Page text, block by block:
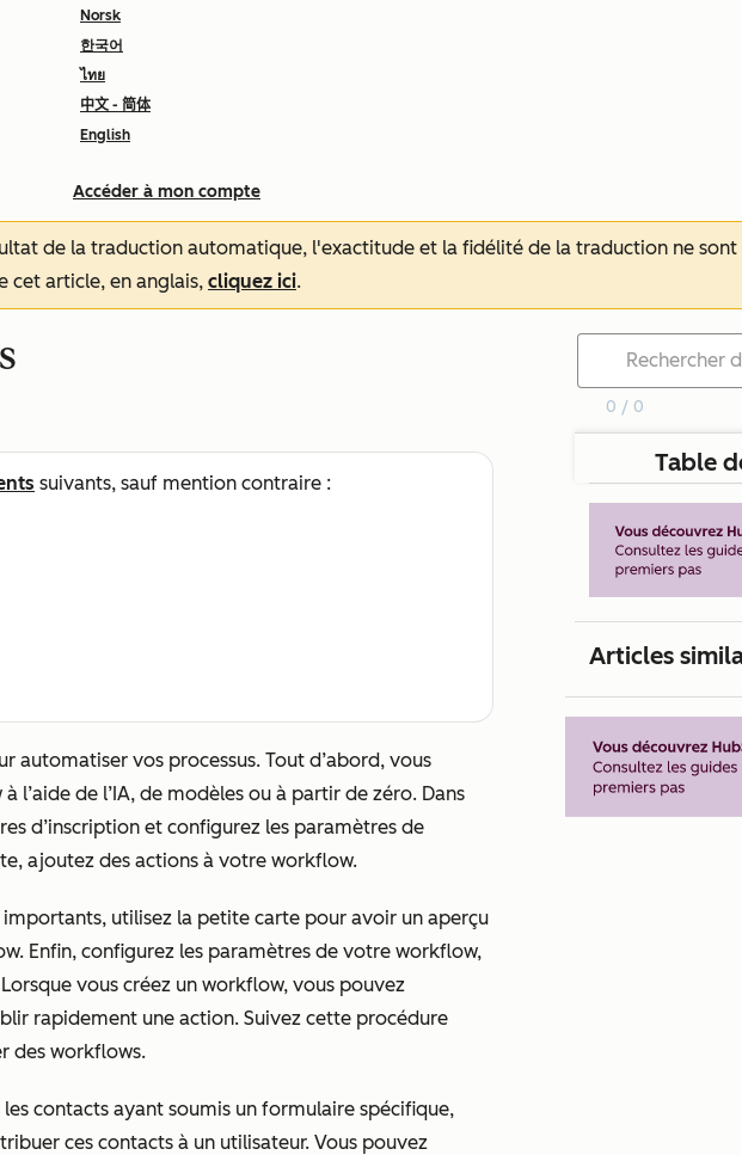
Norsk
한국어
ไทย
中文 - 简体
English
Accéder à mon compte
de la traduction automatique, l'exactitude et la fidélité de la traduction ne sont
cet article, en anglais, cliquez ici.
suivants, sauf mention contraire :
automatiser vos processus. Tout d’abord, vous
l’aide de l’IA, de modèles ou à partir de zéro. Dans
d’inscription et configurez les paramètres de
ajoutez des actions à votre workflow.
utilisez la petite carte pour avoir un aperçu
Enfin, configurez les paramètres de votre workflow,
vous créez un workflow, vous pouvez
rapidement une action. Suivez cette procédure
des workflows.
contacts ayant soumis un formulaire spécifique,
ces contacts à un utilisateur. Vous pouvez
0 / 0
Table
Articles